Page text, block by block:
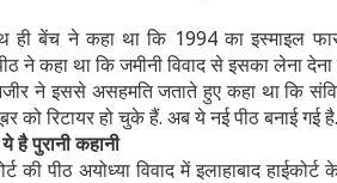
ही बेंच ने कहा था कि 1994 का इस्माइल
ने कहा था कि जमीनी विवाद से इसका लेना
ने इससे असहमति जताते हुए कहा था कि
को रिटायर हो चुके हैं. अब ये नई पीठ बनाई गई है.
है पुरानी कहानी
की पीठ अयोध्या विवाद में इलाहाबाद